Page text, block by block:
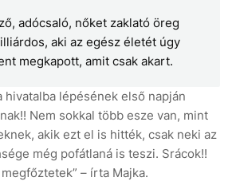
adócsaló, nőket zaklató öreg
aki az egész életét úgy
megkapott, amit csak akart.
hivatalba lépésének első napján
Nem sokkal több esze van, mint
akik ezt el is hitték, csak neki az
még pofátlaná is teszi. Srácok!!
– írta Majka.